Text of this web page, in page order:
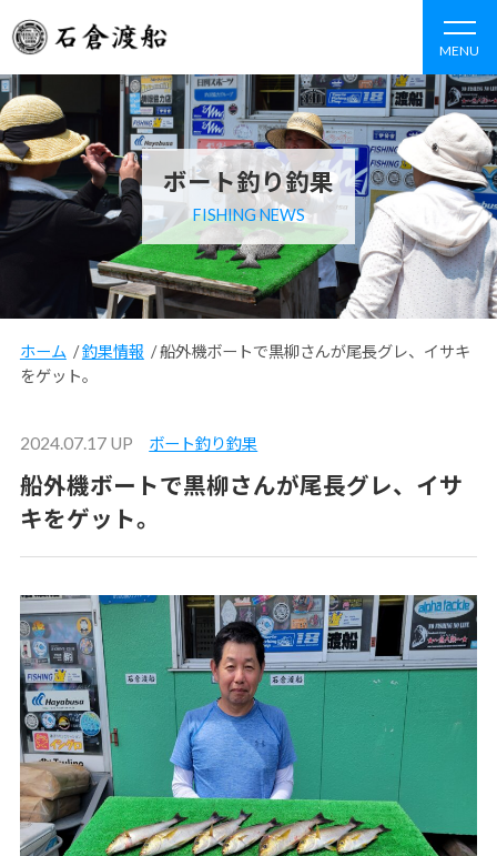
MENU
ボート釣り釣果
FISHING NEWS
ホーム /釣果情報 /船外機ボートで黒柳さんが尾長グレ、イサキ
をゲット。
2024.07.17 UP ボート釣り釣果
船外機ボートで黒柳さんが尾長グレ、イサ
キをゲット。